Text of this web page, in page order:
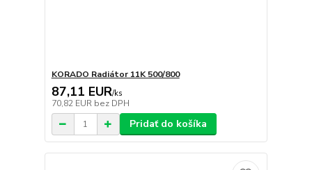
KORADO Radiátor 11K 500/800
87,11 EUR/ks
70,82 EUR bez DPH
Pridať do košíka